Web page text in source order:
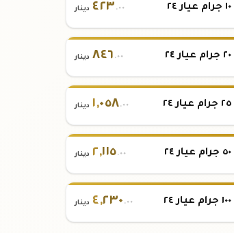
٤٢٣ .٠٠ دينار
٨٤٦ .٠٠ دينار
١,٠٥٨.٠٠ دينار
٢,١١٥.٠٠ دينار
٤,٢٣٠ .٠٠ دينار